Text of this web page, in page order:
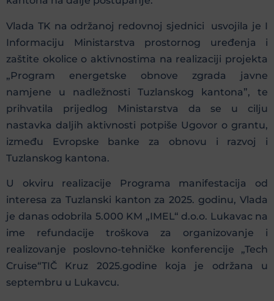
Vlada TK na održanoj redovnoj sjednici usvojila je I
Informaciju Ministarstva prostornog uređenja i
zaštite okolice o aktivnostima na realizaciji projekta
„Program energetske obnove zgrada javne
namjene u nadležnosti Tuzlanskog kantona”, te
prihvatila prijedlog Ministarstva da se u cilju
nastavka daljih aktivnosti potpiše Ugovor o grantu,
između Evropske banke za obnovu i razvoj i
Tuzlanskog kantona.
U okviru realizacije Programa manifestacija od
interesa za Tuzlanski kanton za 2025. godinu, Vlada
je danas odobrila 5.000 KM „IMEL“ d.o.o. Lukavac na
ime refundacije troškova za organizovanje i
realizovanje poslovno-tehničke konferencije „Tech
Cruise“TIČ Kruz 2025.godine koja je održana u
septembru u Lukavcu.